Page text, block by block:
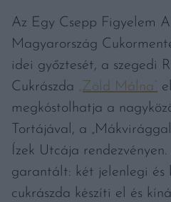
Az Egy Csepp Figyelem
Magyarország
idei győztesét, a szegedi
Cukrászda „Zöld Málna”
megkóstolhatja a
Tortájával, a
Ízek Utcája
garantált: két jelenlegi és
cukrászda készíti el és